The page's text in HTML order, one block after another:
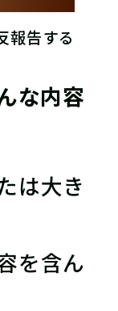
報告する
な内容
は大き
を含ん